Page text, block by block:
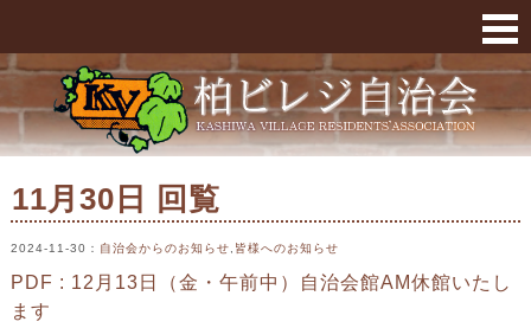
11月30日 回覧 « 柏ビレジ
11月30日 回覧
2024-11-30 ： 自治会からのお知らせ 皆様へのお知らせ
PDF : 12月13日（金・午前中）自治会館AM休館いたし
ます